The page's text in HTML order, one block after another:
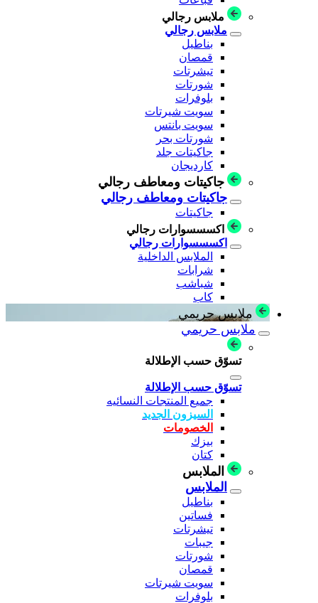
ملابس رجالي
ملابس رجالي
بناطيل
قمصان
تيشرتات
شورتات
بلوفرات
سويت شيرتات
سويت بانتس
شورتات بحر
جاكيتات جلد
كارديجان
جاكيتات ومعاطف رجالي
جاكيتات ومعاطف رجالي
جاكيتات
اكسسسوارات رجالي
اكسسسوارات رجالي
الملابس الداخلية
شرابات
شباشب
كاب
ملابس حريمي
ملابس حريمي
تسوّق حسب الإطلالة
تسوّق حسب الإطلالة
جميع المنتجات النسائيه
السيزون الجديد
الخصومات
بيزك
كتان
الملابس
الملابس
بناطيل
فساتين
تيشرتات
جيبات
شورتات
قمصان
سويت شيرتات
بلوفرات